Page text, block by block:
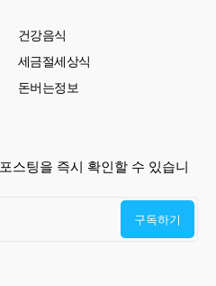
건강음식
세금절세상식
돈버는정보
스팅을 즉시 확인할 수 있습니